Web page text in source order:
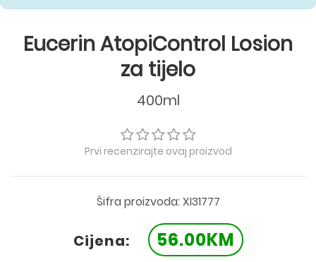
Eucerin AtopiControl Losion
za tijelo
400ml
Prvi recenzirajte ovaj proizvod
Šifra proizvoda: XI31777
Cijena: 56.00KM